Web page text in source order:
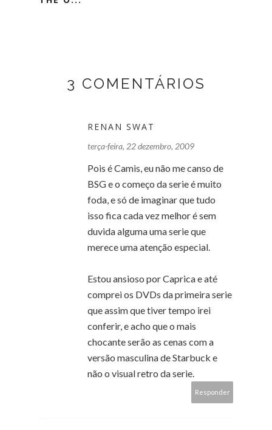
3 COMENTÁRIOS
RENAN SWAT
terça-feira, 22 dezembro, 2009
Pois é Camis, eu não me canso de
BSG e o começo da serie é muito
foda, e só de imaginar que tudo
isso fica cada vez melhor é sem
duvida alguma uma serie que
merece uma atenção especial.
Estou ansioso por Caprica e até
comprei os DVDs da primeira serie
que assim que tiver tempo irei
conferir, e acho que o mais
chocante serão as cenas com a
versão masculina de Starbuck e
não o visual retro da serie.
Responder